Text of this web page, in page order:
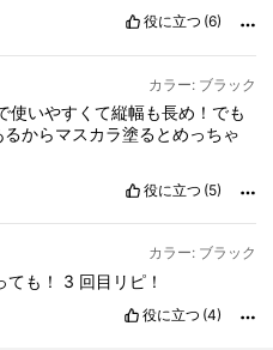
役に立つ (6)
カラー: ブラック
使いやすくて縦幅も長め！でも
からマスカラ塗るとめっちゃ
役に立つ (5)
カラー: ブラック
も！ 3 回目リピ！
役に立つ (4)